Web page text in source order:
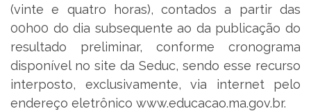
(vinte e quatro horas), contados a partir das
00h00 do dia subsequente ao da publicação do
resultado preliminar, conforme cronograma
disponível no site da Seduc, sendo esse recurso
interposto, exclusivamente, via internet pelo
endereço eletrônico www.educacao.ma.gov.br.